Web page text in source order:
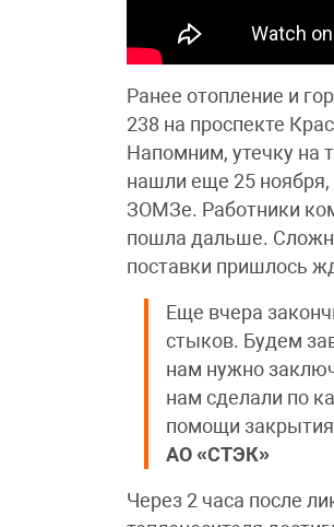
Ранее отопление и
238 на проспекте
Напомним, утечку на
нашли еще 25 ноября,
ЗОМЗе. Работники
пошла дальше.
поставки пришлось
Еще вчера
стыков. Будем
нам нужно
нам сделали по
помощи
АО «СТЭК»
Через 2 часа после